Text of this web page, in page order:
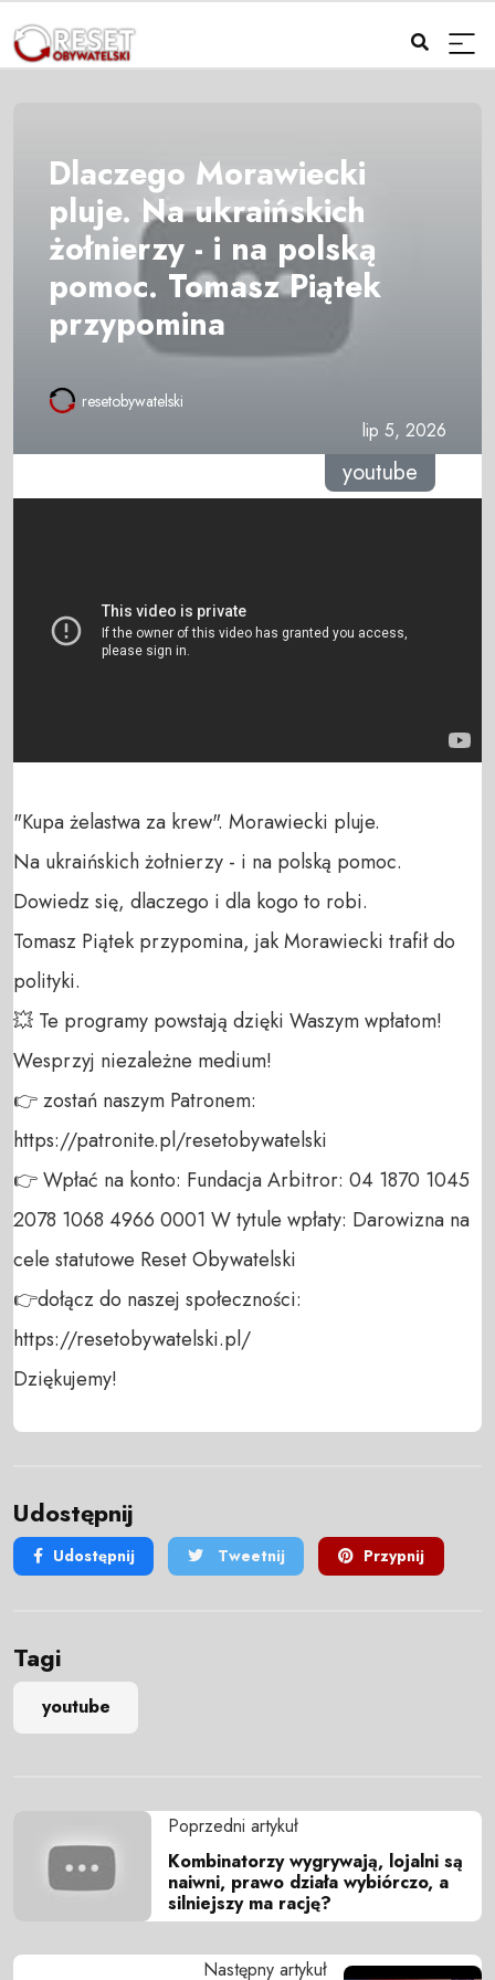
Dlaczego Morawiecki
pluje. Na ukraińskich
żołnierzy - i na polską
pomoc. Tomasz Piątek
przypomina
resetobywatelski
lip 5, 2026
youtube
"Kupa żelastwa za krew". Morawiecki pluje.
Na ukraińskich żołnierzy - i na polską pomoc.
Dowiedz się, dlaczego i dla kogo to robi.
Tomasz Piątek przypomina, jak Morawiecki trafił do
polityki.
💥 Te programy powstają dzięki Waszym wpłatom!
Wesprzyj niezależne medium!
👉 zostań naszym Patronem:
https://patronite.pl/resetobywatelski
👉 Wpłać na konto: Fundacja Arbitror: 04 1870 1045
2078 1068 4966 0001 W tytule wpłaty: Darowizna na
cele statutowe Reset Obywatelski
👉dołącz do naszej społeczności:
https://resetobywatelski.pl/
Dziękujemy!
Udostępnij
Udostępnij Tweetnij Przypnij
Tagi
youtube
Poprzedni artykuł
Kombinatorzy wygrywają, lojalni są
naiwni, prawo działa wybiórczo, a
silniejszy ma rację?
Następny artykuł